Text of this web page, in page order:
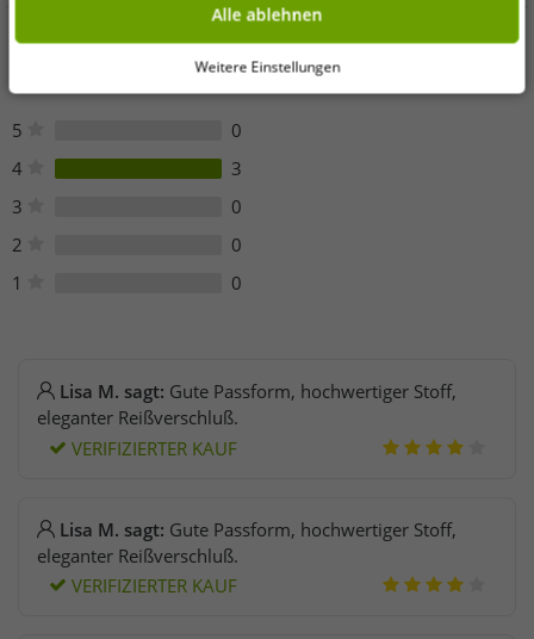
Kundenmeinungen
5
0
4
3
3
0
2
0
1
0
Lisa M. sagt: Gute Passform, hochwertiger Stoff,
eleganter Reißverschluß.
VERIFIZIERTER KAUF
Lisa M. sagt: Gute Passform, hochwertiger Stoff,
eleganter Reißverschluß.
VERIFIZIERTER KAUF
Alle ablehnen
Weitere Einstellungen